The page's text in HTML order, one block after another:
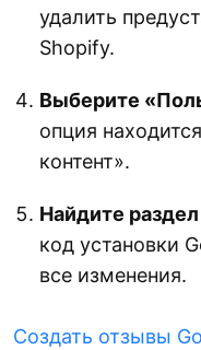
удалить
Shopify.
Выберите
опция
контент».
Найдите
код установки
все изменения.
Создать отзывы